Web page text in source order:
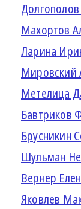
Махортов
Ларина
Мировский
Метелица
Бавтриков
Брусникин
Шульман
Вернер
Яковлев